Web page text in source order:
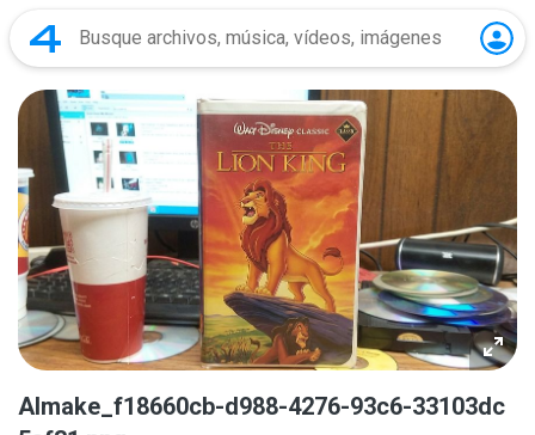
AImake_f18660cb-d988-4276-93c6-33103dc